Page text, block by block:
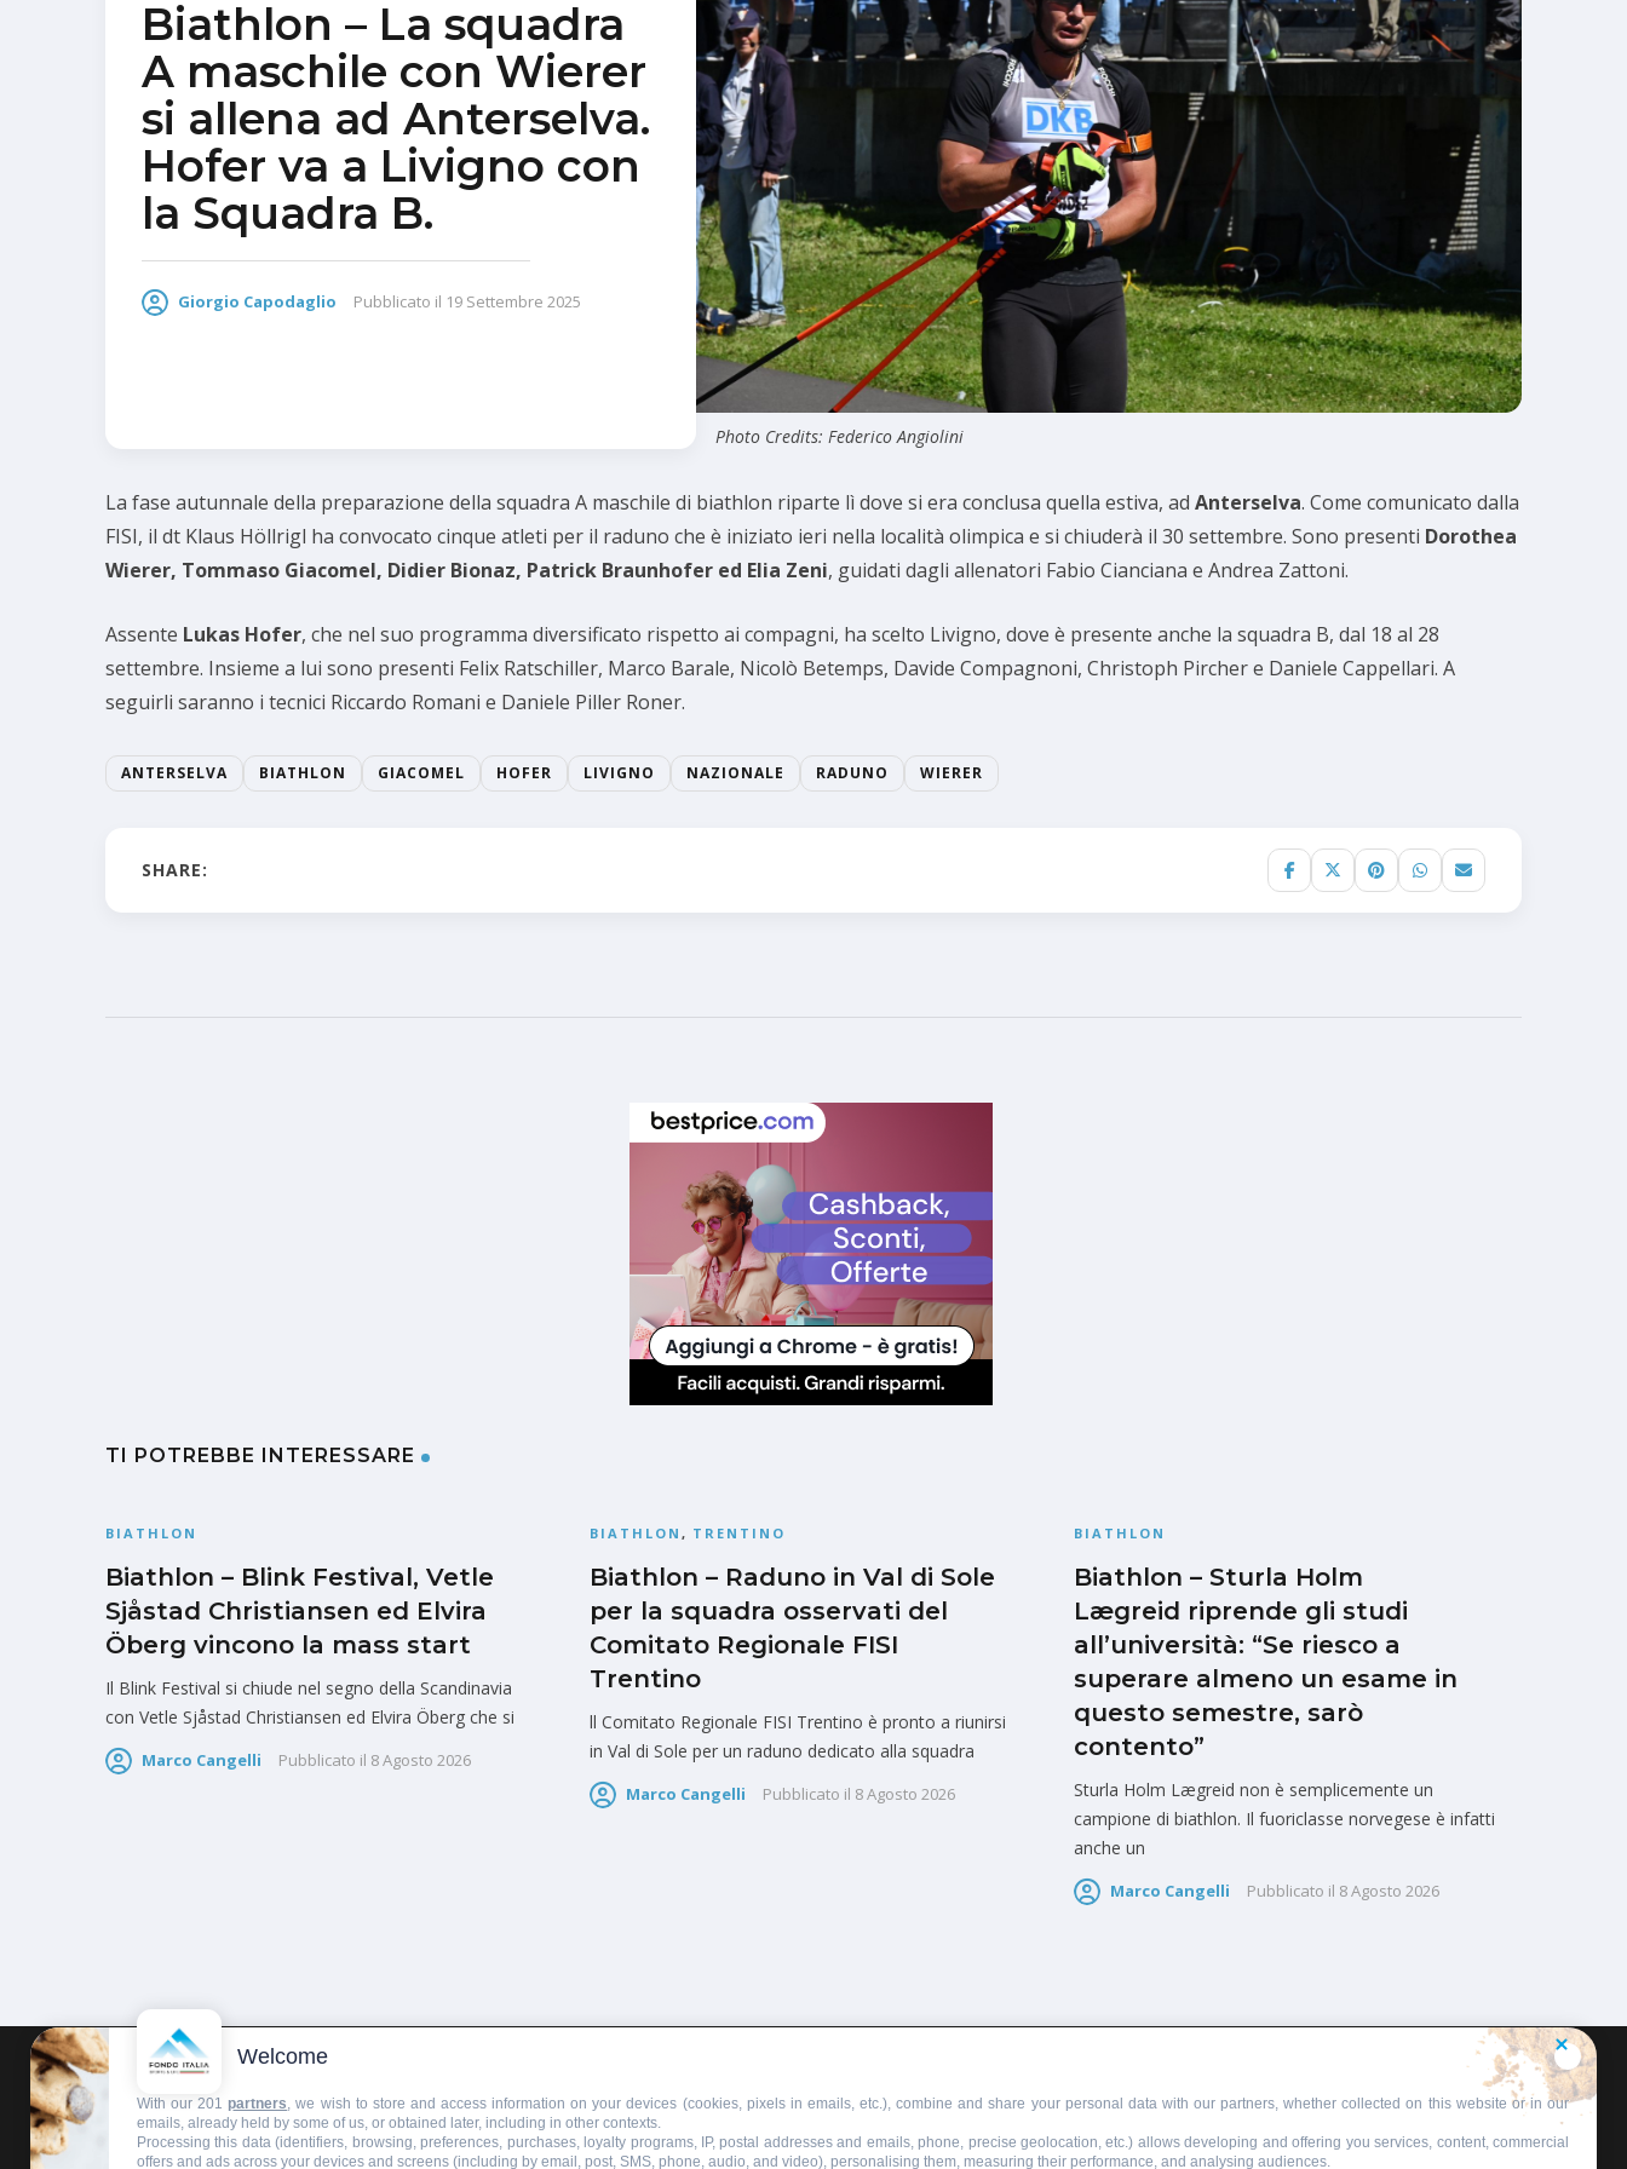
Biathlon – La squadra
A maschile con Wierer
si allena ad Anterselva.
Hofer va a Livigno con
la Squadra B.
Giorgio Capodaglio Pubblicato il 19 Settembre 2025
Photo Credits: Federico Angiolini
La fase autunnale della preparazione della squadra A maschile di biathlon riparte lì dove si era conclusa quella estiva, ad Anterselva. Come comunicato dalla
FISI, il dt Klaus Höllrigl ha convocato cinque atleti per il raduno che è iniziato ieri nella località olimpica e si chiuderà il 30 settembre. Sono presenti Dorothea
Wierer, Tommaso Giacomel, Didier Bionaz, Patrick Braunhofer ed Elia Zeni, guidati dagli allenatori Fabio Cianciana e Andrea Zattoni.
Assente Lukas Hofer, che nel suo programma diversificato rispetto ai compagni, ha scelto Livigno, dove è presente anche la squadra B, dal 18 al 28
settembre. Insieme a lui sono presenti Felix Ratschiller, Marco Barale, Nicolò Betemps, Davide Compagnoni, Christoph Pircher e Daniele Cappellari. A
seguirli saranno i tecnici Riccardo Romani e Daniele Piller Roner.
ANTERSELVA BIATHLON GIACOMEL HOFER LIVIGNO NAZIONALE RADUNO WIERER
SHARE:
TI POTREBBE INTERESSARE
BIATHLON
Biathlon – Blink Festival, Vetle
Sjåstad Christiansen ed Elvira
Öberg vincono la mass start
Il Blink Festival si chiude nel segno della Scandinavia
con Vetle Sjåstad Christiansen ed Elvira Öberg che si
Marco Cangelli Pubblicato il 8 Agosto 2026
BIATHLON , TRENTINO
Biathlon – Raduno in Val di Sole
per la squadra osservati del
Comitato Regionale FISI
Trentino
ll Comitato Regionale FISI Trentino è pronto a riunirsi
in Val di Sole per un raduno dedicato alla squadra
Marco Cangelli Pubblicato il 8 Agosto 2026
BIATHLON
Biathlon – Sturla Holm
Lægreid riprende gli studi
all’università: “Se riesco a
superare almeno un esame in
questo semestre, sarò
contento”
Sturla Holm Lægreid non è semplicemente un
campione di biathlon. Il fuoriclasse norvegese è infatti
anche un
Marco Cangelli Pubblicato il 8 Agosto 2026
HOMEPAGE REDAZIONEINVIA UN COMUNICATO STAMPAPUBBLICITÀSCRIVI AL DIRETTORE
Welcome
With our 201 partners, we wish to store and access information on your devices (cookies, pixels in emails, etc.), combine and share your personal data with our partners, whether collected on this website or in our
emails, already held by some of us, or obtained later, including in other contexts.
Processing this data (identifiers, browsing, preferences, purchases, loyalty programs, IP, postal addresses and emails, phone, precise geolocation, etc.) allows developing and offering you services, content, commercial
offers and ads across your devices and screens (including by email, post, SMS, phone, audio, and video), personalising them, measuring their performance, and analysing audiences.